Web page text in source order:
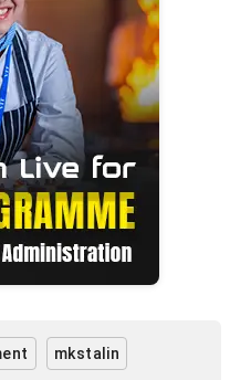
mkstalin